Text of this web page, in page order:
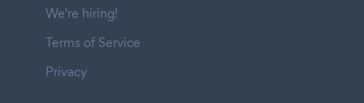
We're hiring!
Terms of Service
Privacy